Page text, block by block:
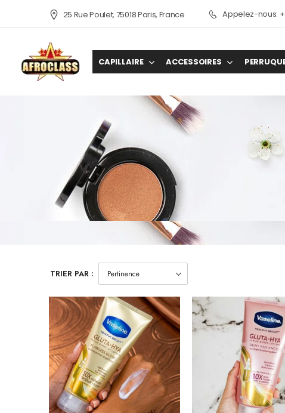
25 Rue Poulet, 75018 Paris, France Appelez-nous:
CAPILLAIRE ACCESSOIRES
TRIER PAR :